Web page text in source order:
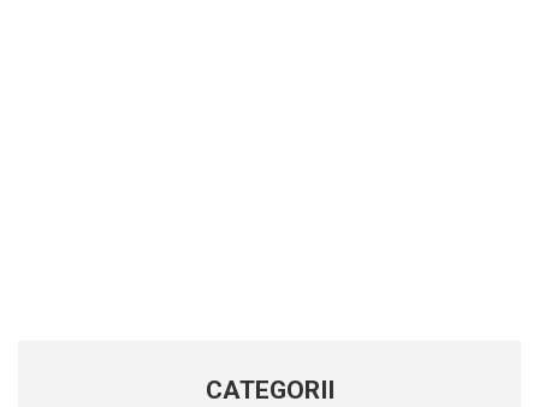
CATEGORII